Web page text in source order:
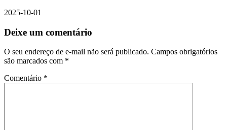
2025-10-01
Deixe um comentário
O seu endereço de e-mail não será publicado. Campos obrigatórios
são marcados com *
Comentário *